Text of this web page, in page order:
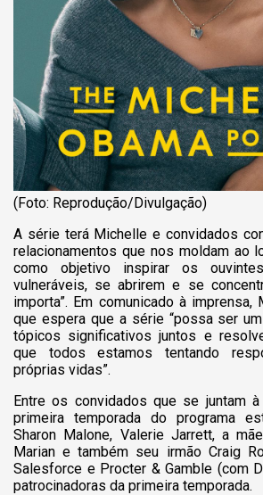
(Foto: Reprodução/Divulgação)
A série terá Michelle e convidados
relacionamentos que nos moldam ao
como objetivo inspirar os
vulneráveis, se abrirem e se
importa”. Em comunicado à imprensa,
que espera que a série “possa ser
tópicos significativos juntos e
que todos estamos tentando
próprias vidas”.
Entre os convidados que se juntam
primeira temporada do programa
Sharon Malone, Valerie Jarrett, a
Marian e também seu irmão Craig
Salesforce e Procter & Gamble (com
patrocinadoras da primeira temporada.